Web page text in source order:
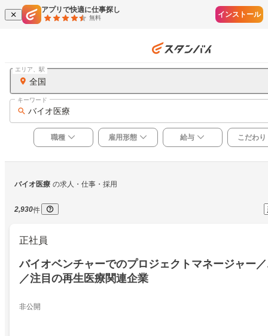
アプリで快適に仕事探し
無料 インストール
全国
エリア、駅
バイオ医療
キーワード
職種 雇用形態 給与 こだわり
バイオ医療 の求人・仕事・採用
2,930件
正社員
バイオベンチャーでのプロジェクトマネージャー
／注目の再生医療関連企業
非公開